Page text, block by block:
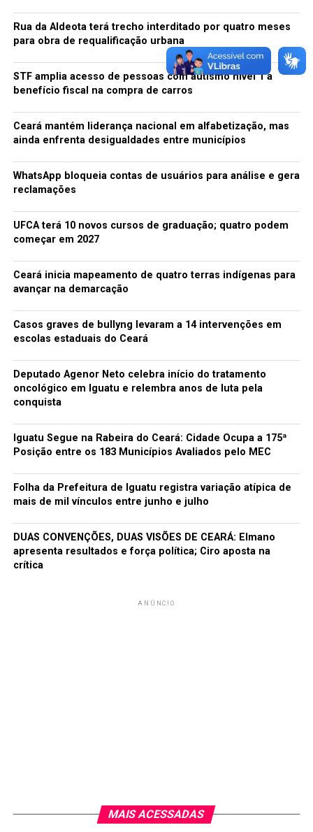
conta de um vazamento.
Motoqueiros, motoristas e pedestres tiveram que ter
atenção redobrada ao passar na Avenida Cruzeiro do Sul
na manhã desta sexta-feira (05).
TÓPICOS RELACIONADOS:
A SEGUIR
Em Acopiara audiência pública discute a seca e seus
efeitos
NÃO PERCA
Secretaria de Educação forma comissão para
elaboração do Fórum Municipal de Educação
redacao
Rua da Aldeota terá trecho interditado por quatro meses
para obra de requalificação urbana
STF amplia acesso de pessoas com autismo nível 1 a
benefício fiscal na compra de carros
Ceará mantém liderança nacional em alfabetização, mas
ainda enfrenta desigualdades entre municípios
WhatsApp bloqueia contas de usuários para análise e gera
reclamações
UFCA terá 10 novos cursos de graduação; quatro podem
começar em 2027
Ceará inicia mapeamento de quatro terras indígenas para
avançar na demarcação
Casos graves de bullyng levaram a 14 intervenções em
escolas estaduais do Ceará
Deputado Agenor Neto celebra início do tratamento
oncológico em Iguatu e relembra anos de luta pela
conquista
Iguatu Segue na Rabeira do Ceará: Cidade Ocupa a 175ª
Posição entre os 183 Municípios Avaliados pelo MEC
Folha da Prefeitura de Iguatu registra variação atípica de
mais de mil vínculos entre junho e julho
DUAS CONVENÇÕES, DUAS VISÕES DE CEARÁ: Elmano
apresenta resultados e força política; Ciro aposta na
crítica
ANÚNCIO
MAIS ACESSADAS